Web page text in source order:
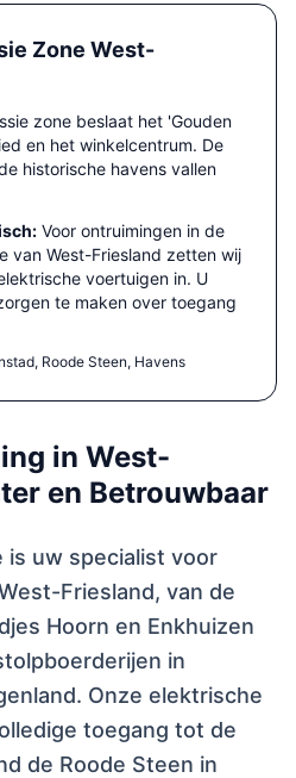
Zone West-
zone beslaat het 'Gouden
en het winkelcentrum. De
historische havens vallen
Voor ontruimingen in de
van West-Friesland zetten wij
voertuigen in. U
te maken over toegang
Roode Steen, Havens
in West-
en Betrouwbaar
is uw specialist voor
Friesland, van de
Hoorn en Enkhuizen
in
Onze elektrische
toegang tot de
de Roode Steen in